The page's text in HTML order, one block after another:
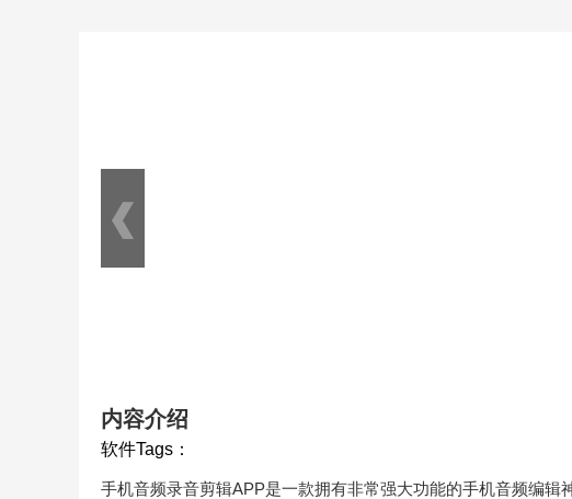
内容介绍
软件Tags：
手机音频录音剪辑APP是一款拥有非常强大功能的手机音频编